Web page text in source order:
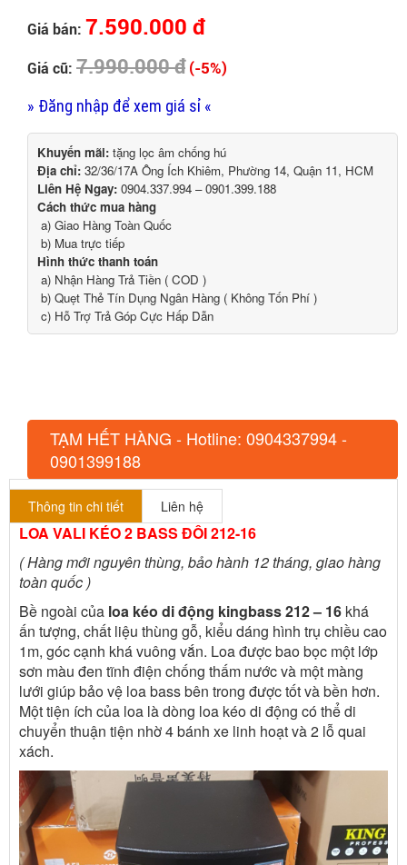
Giá bán: 7.590.000 đ
Giá cũ: 7.990.000 đ (-5%)
» Đăng nhập để xem giá sỉ «
Khuyến mãi: tặng lọc âm chống hú
Địa chỉ: 32/36/17A Ông Ích Khiêm, Phường 14, Quận 11, HCM
Liên Hệ Ngay: 0904.337.994 – 0901.399.188
Cách thức mua hàng
a) Giao Hàng Toàn Quốc
b) Mua trực tiếp
Hình thức thanh toán
a) Nhận Hàng Trả Tiền ( COD )
b) Quẹt Thẻ Tín Dụng Ngân Hàng ( Không Tốn Phí )
c) Hỗ Trợ Trả Góp Cực Hấp Dẫn
TẠM HẾT HÀNG - Hotline: 0904337994 -
0901399188
Thông tin chi tiết Liên hệ
LOA VALI KÉO 2 BASS ĐÔI 212-16
( Hàng mới nguyên thùng, bảo hành 12 tháng, giao hàng
toàn quốc )
Bề ngoài của loa kéo di động kingbass 212 – 16 khá
ấn tượng, chất liệu thùng gỗ, kiểu dáng hình trụ chiều cao
1m, góc cạnh khá vuông vắn. Loa được bao bọc một lớp
sơn màu đen tĩnh điện chống thấm nước và một màng
lưới giúp bảo vệ loa bass bên trong được tốt và bền hơn.
Một tiện ích của loa là dòng loa kéo di động có thể di
chuyển thuận tiện nhờ 4 bánh xe linh hoạt và 2 lỗ quai
xách.